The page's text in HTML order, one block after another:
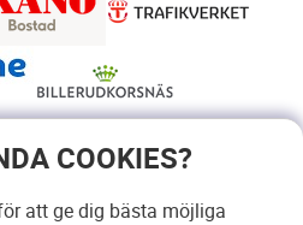
COOKIES?
att ge dig bästa möjliga